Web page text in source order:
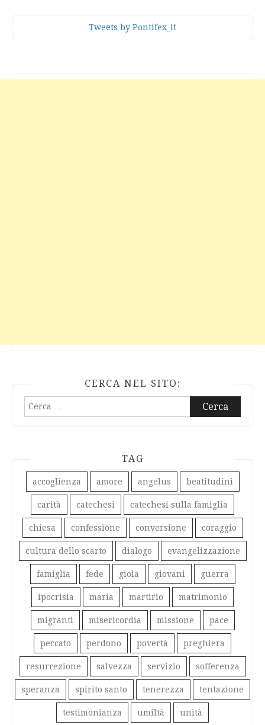
Tweets by Pontifex_it
CERCA NEL SITO:
Ricerca
per:
TAG
accoglienza amore angelus beatitudini
carità catechesi catechesi sulla famiglia
chiesa confessione conversione coraggio
cultura dello scarto dialogo evangelizzazione
famiglia fede gioia giovani guerra
ipocrisia maria martirio matrimonio
migranti misericordia missione pace
peccato perdono povertà preghiera
resurrezione salvezza servizio sofferenza
speranza spirito santo tenerezza tentazione
testimonianza umiltà unità